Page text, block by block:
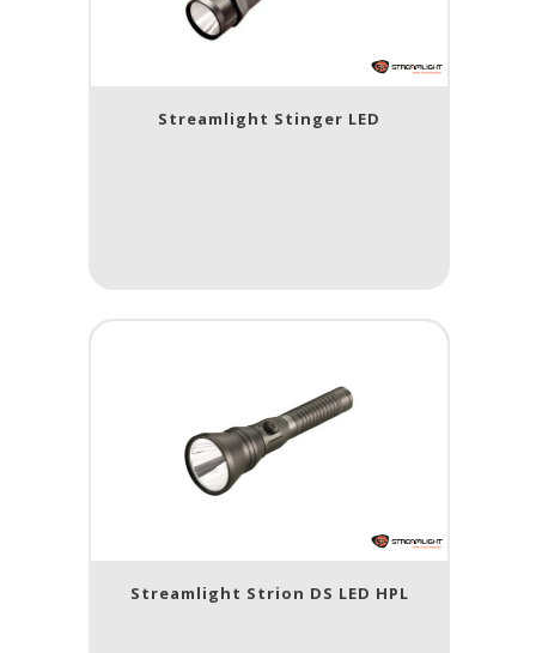
Streamlight Stinger LED
Streamlight Strion DS LED HPL